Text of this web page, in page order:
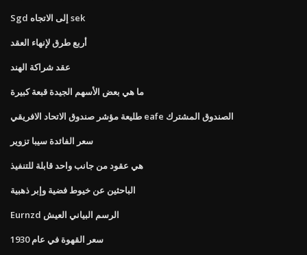
Sgd إلى الاتجاه sek
أربع طرق لإنهاء العقد
عقد شراكة الهند
ما هي بعض الأسهم الجيدة قبعة كبيرة
طليعة مؤشر صندوق الاتحاد الافريقي eafe الصندوق المشترك
سعر الفائدة سيبا تزوير
هي عقود من جانب واحد قابلة للتنفيذ
الباحثين عن خيوط فضية وإبر ذهبية
Eurnzd الرسم البياني العيش
سعر القهوة في عام 1930